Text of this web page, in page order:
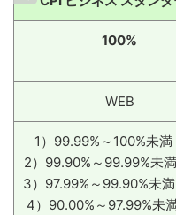
100%
WEB
1）99.99%～100%未
2）99.90%～99.99%未
3）97.99%～99.90%未
4）90.00%～97.99%未